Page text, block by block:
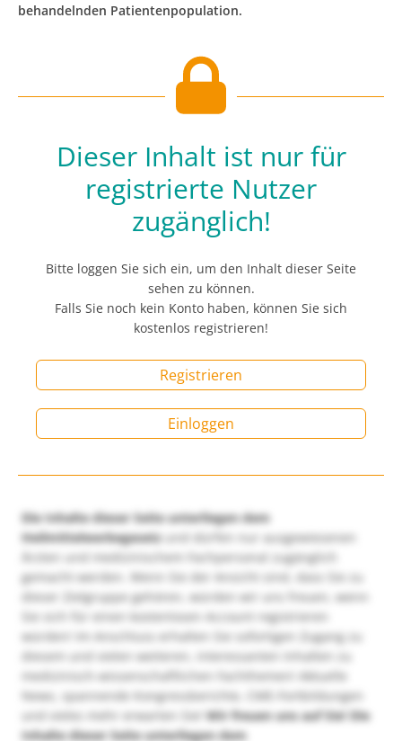
behandelnden Patientenpopulation.
Dieser Inhalt ist nur für
registrierte Nutzer
zugänglich!
Bitte loggen Sie sich ein, um den Inhalt dieser Seite
sehen zu können.
Falls Sie noch kein Konto haben, können Sie sich
kostenlos registrieren!
Registrieren
Einloggen
Die Inhalte dieser Seite unterliegen dem
Heilmittelwerbegesetzund dürfen nur ausgewiesenen
Ärzten und medizinischem Fachpersonal zugänglich
gemacht werden. Wenn Sie der Ansicht sind, dass Sie zu
dieser Zielgruppe gehören, würden wir uns freuen, wenn
Sie sich für einen kostenlosen Account registrieren
würden! Im Anschluss erhalten Sie sofortigen Zugang zu
diesem und vielen weiteren, interessanten Inhalten zu
medizinisch-wissenschaftlichen Fachthemen! Aktuelle
News, spannende Kongressberichte, CME-Fortbildungen
und vieles mehr erwarten Sie!Wir freuen uns auf Sie! Die
Inhalte dieser Seite unterliegen dem